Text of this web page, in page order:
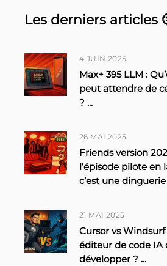
Les derniers articles
4 JUIN 2025
Max+ 395 LLM :
peut attendre de
? ...
26 MAI 2025
Friends version
l’épisode pilote en
c’est une dinguerie
21 MAI 2025
Cursor vs Windsurf
éditeur de code IA
développer ? ...